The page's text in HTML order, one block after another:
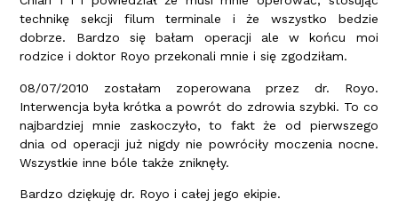
technikę sekcji filum terminale i że wszystko bedzie
dobrze. Bardzo się bałam operacji ale w końcu moi
rodzice i doktor Royo przekonali mnie i się zgodziłam.
08/07/2010 zostałam zoperowana przez dr. Royo.
Interwencja była krótka a powrót do zdrowia szybki. To co
najbardziej mnie zaskoczyło, to fakt że od pierwszego
dnia od operacji już nigdy nie powróciły moczenia nocne.
Wszystkie inne bóle także zniknęły.
Bardzo dziękuję dr. Royo i całej jego ekipie.